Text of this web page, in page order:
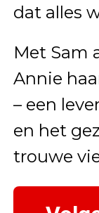
dat alles
Met Sam
Annie
– een
en het
trouwe